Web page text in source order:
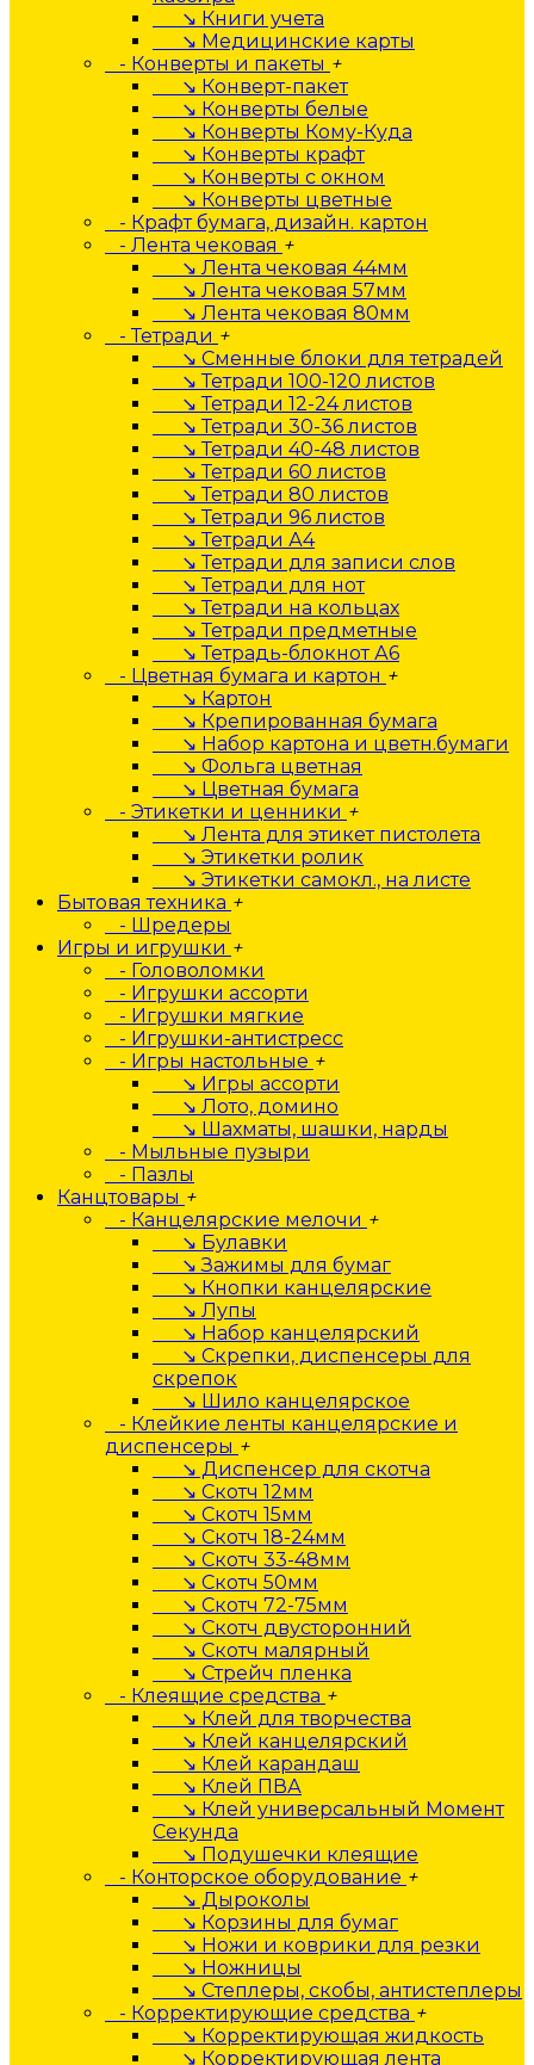
↘ Книги учета
↘ Медицинские карты
- Конверты и пакеты +
↘ Конверт-пакет
↘ Конверты белые
↘ Конверты Кому-Куда
↘ Конверты крафт
↘ Конверты с окном
↘ Конверты цветные
- Крафт бумага, дизайн. картон
- Лента чековая +
↘ Лента чековая 44мм
↘ Лента чековая 57мм
↘ Лента чековая 80мм
- Тетради +
↘ Сменные блоки для тетрадей
↘ Тетради 100-120 листов
↘ Тетради 12-24 листов
↘ Тетради 30-36 листов
↘ Тетради 40-48 листов
↘ Тетради 60 листов
↘ Тетради 80 листов
↘ Тетради 96 листов
↘ Тетради А4
↘ Тетради для записи слов
↘ Тетради для нот
↘ Тетради на кольцах
↘ Тетради предметные
↘ Тетрадь-блокнот А6
- Цветная бумага и картон +
↘ Картон
↘ Крепированная бумага
↘ Набор картона и цветн.бумаги
↘ Фольга цветная
↘ Цветная бумага
- Этикетки и ценники +
↘ Лента для этикет пистолета
↘ Этикетки ролик
↘ Этикетки самокл., на листе
Бытовая техника +
- Шредеры
Игры и игрушки +
- Головоломки
- Игрушки ассорти
- Игрушки мягкие
- Игрушки-антистресс
- Игры настольные +
↘ Игры ассорти
↘ Лото, домино
↘ Шахматы, шашки, нарды
- Мыльные пузыри
- Пазлы
Канцтовары +
- Канцелярские мелочи +
↘ Булавки
↘ Зажимы для бумаг
↘ Кнопки канцелярские
↘ Лупы
↘ Набор канцелярский
↘ Скрепки, диспенсеры для
скрепок
↘ Шило канцелярское
- Клейкие ленты канцелярские и
диспенсеры +
↘ Диспенсер для скотча
↘ Скотч 12мм
↘ Скотч 15мм
↘ Скотч 18-24мм
↘ Скотч 33-48мм
↘ Скотч 50мм
↘ Скотч 72-75мм
↘ Скотч двусторонний
↘ Скотч малярный
↘ Стрейч пленка
- Клеящие средства +
↘ Клей для творчества
↘ Клей канцелярский
↘ Клей карандаш
↘ Клей ПВА
↘ Клей универсальный Момент
Секунда
↘ Подушечки клеящие
- Конторское оборудование +
↘ Дыроколы
↘ Корзины для бумаг
↘ Ножи и коврики для резки
↘ Ножницы
↘ Степлеры, скобы, антистеплеры
- Корректирующие средства +
↘ Корректирующая жидкость
↘ Корректирующая лента